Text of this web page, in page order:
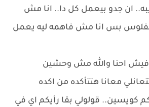
ان جدو بيعمل كل دا.. انا مش
بس انا مش فاهمه ليه يعمل
احنا والله مش وحشين
معانا هتتأكده من اكده
كويسين.. قولولي بقا رأيكم اي في